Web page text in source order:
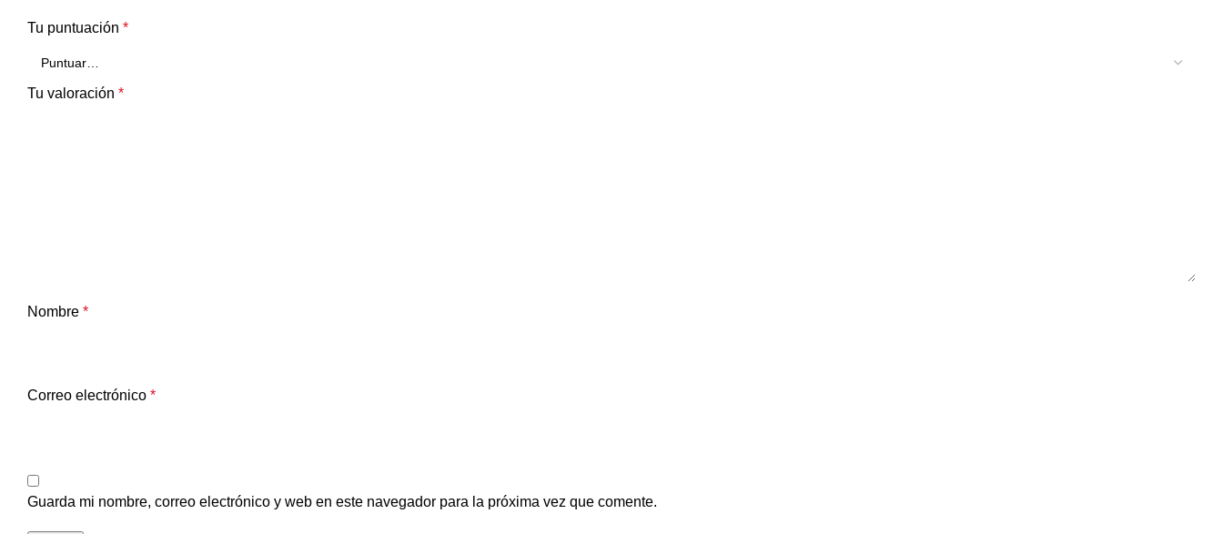
Tu puntuación *
Tu valoración *
Nombre *
Correo electrónico *
Guarda mi nombre, correo electrónico y web en este navegador para la próxima vez que comente.